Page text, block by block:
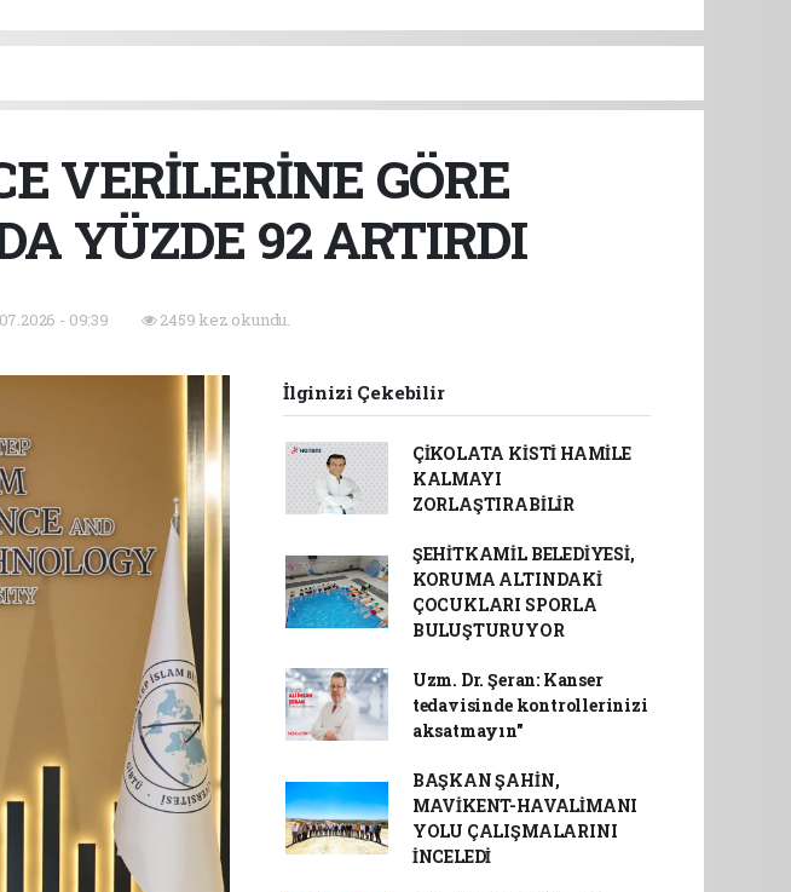
VERİLERİNE GÖRE
YÜZDE 92 ARTIRDI
- 09:39 2459 kez okundu.
İlginizi Çekebilir
ÇİKOLATA KİSTİ HAMİLE
KALMAYI
ZORLAŞTIRABİLİR
ŞEHİTKAMİL BELEDİYESİ,
KORUMA ALTINDAKİ
ÇOCUKLARI SPORLA
BULUŞTURUYOR
Uzm. Dr. Şeran: Kanser
tedavisinde kontrollerinizi
aksatmayın"
BAŞKAN ŞAHİN,
MAVİKENT-HAVALİMANI
YOLU ÇALIŞMALARINI
İNCELEDİ